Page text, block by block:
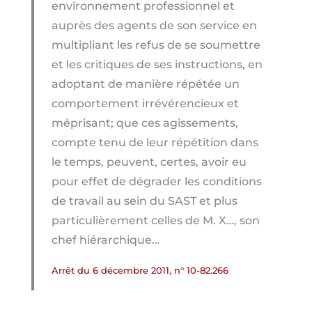
environnement professionnel et
auprès des agents de son service en
multipliant les refus de se soumettre
et les critiques de ses instructions, en
adoptant de manière répétée un
comportement irrévérencieux et
méprisant; que ces agissements,
compte tenu de leur répétition dans
le temps, peuvent, certes, avoir eu
pour effet de dégrader les conditions
de travail au sein du SAST et plus
particulièrement celles de M. X…, son
chef hiérarchique…
Arrêt du 6 décembre 2011, n° 10-82.266